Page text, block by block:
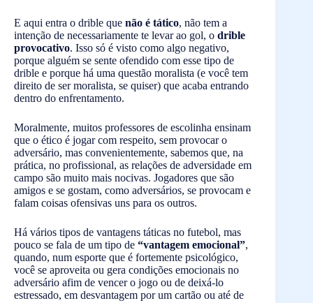
E aqui entra o drible que não é tático, não tem a
intenção de necessariamente te levar ao gol, o drible
provocativo. Isso só é visto como algo negativo,
porque alguém se sente ofendido com esse tipo de
drible e porque há uma questão moralista (e você tem
direito de ser moralista, se quiser) que acaba entrando
dentro do enfrentamento.
Moralmente, muitos professores de escolinha ensinam
que o ético é jogar com respeito, sem provocar o
adversário, mas convenientemente, sabemos que, na
prática, no profissional, as relações de adversidade em
campo são muito mais nocivas. Jogadores que são
amigos e se gostam, como adversários, se provocam e
falam coisas ofensivas uns para os outros.
Há vários tipos de vantagens táticas no futebol, mas
pouco se fala de um tipo de “vantagem emocional”,
quando, num esporte que é fortemente psicológico,
você se aproveita ou gera condições emocionais no
adversário afim de vencer o jogo ou de deixá-lo
estressado, em desvantagem por um cartão ou até de